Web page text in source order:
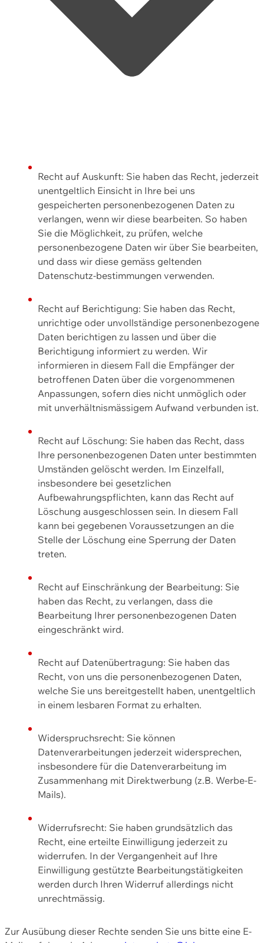
Recht auf Auskunft: Sie haben das Recht, jederzeit
unentgeltlich Einsicht in Ihre bei uns
gespeicherten personenbezogenen Daten zu
verlangen, wenn wir diese bearbeiten. So haben
Sie die Möglichkeit, zu prüfen, welche
personenbezogene Daten wir über Sie bearbeiten,
und dass wir diese gemäss geltenden
Datenschutz-bestimmungen verwenden.
Recht auf Berichtigung: Sie haben das Recht,
unrichtige oder unvollständige personenbezogene
Daten berichtigen zu lassen und über die
Berichtigung informiert zu werden. Wir
informieren in diesem Fall die Empfänger der
betroffenen Daten über die vorgenommenen
Anpassungen, sofern dies nicht unmöglich oder
mit unverhältnismässigem Aufwand verbunden ist.
Recht auf Löschung: Sie haben das Recht, dass
Ihre personenbezogenen Daten unter bestimmten
Umständen gelöscht werden. Im Einzelfall,
insbesondere bei gesetzlichen
Aufbewahrungspflichten, kann das Recht auf
Löschung ausgeschlossen sein. In diesem Fall
kann bei gegebenen Voraussetzungen an die
Stelle der Löschung eine Sperrung der Daten
treten.
Recht auf Einschränkung der Bearbeitung: Sie
haben das Recht, zu verlangen, dass die
Bearbeitung Ihrer personenbezogenen Daten
eingeschränkt wird.
Recht auf Datenübertragung: Sie haben das
Recht, von uns die personenbezogenen Daten,
welche Sie uns bereitgestellt haben, unentgeltlich
in einem lesbaren Format zu erhalten.
Widerspruchsrecht: Sie können
Datenverarbeitungen jederzeit widersprechen,
insbesondere für die Datenverarbeitung im
Zusammenhang mit Direktwerbung (z.B. Werbe-E-
Mails).
Widerrufsrecht: Sie haben grundsätzlich das
Recht, eine erteilte Einwilligung jederzeit zu
widerrufen. In der Vergangenheit auf Ihre
Einwilligung gestützte Bearbeitungstätigkeiten
werden durch Ihren Widerruf allerdings nicht
unrechtmässig.
Zur Ausübung dieser Rechte senden Sie uns bitte eine E-